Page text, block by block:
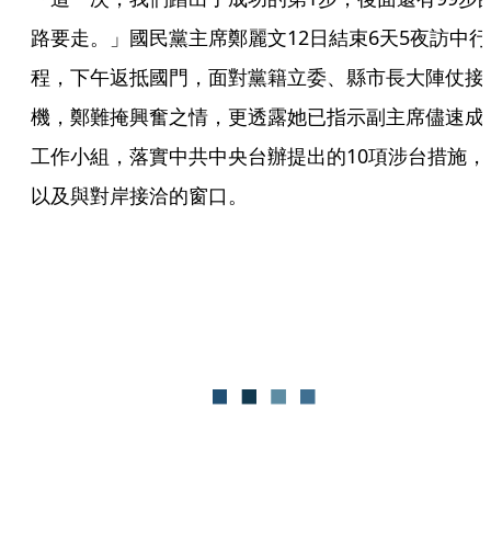
路要走。」國民黨主席鄭麗文12日結束6天5夜訪中行
程，下午返抵國門，面對黨籍立委、縣市長大陣仗接
機，鄭難掩興奮之情，更透露她已指示副主席儘速成
工作小組，落實中共中央台辦提出的10項涉台措施，
以及與對岸接洽的窗口。